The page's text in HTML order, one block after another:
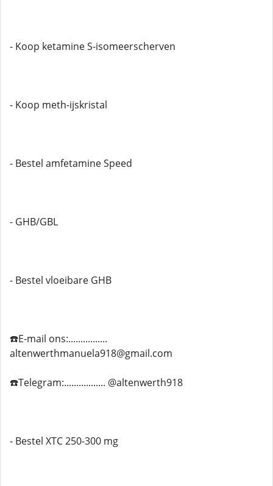
- Koop ketamine S-isomeerscherven
- Koop meth-ijskristal
- Bestel amfetamine Speed
- GHB/GBL
- Bestel vloeibare GHB
☎️E-mail ons:................
altenwerthmanuela918@gmail.com
☎️Telegram:................. @altenwerth918
- Bestel XTC 250-300 mg